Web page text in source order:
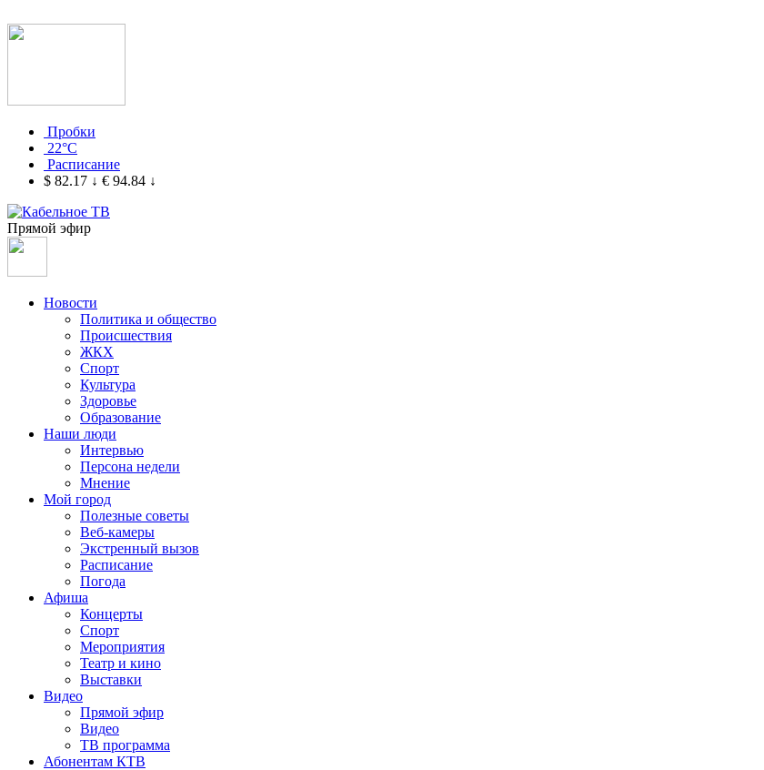
Пробки
22°C
Расписание
$ 82.17 ↓ € 94.84 ↓
Прямой эфир
Новости
Политика и общество
Происшествия
ЖКХ
Спорт
Культура
Здоровье
Образование
Наши люди
Интервью
Персона недели
Мнение
Мой город
Полезные советы
Веб-камеры
Экстренный вызов
Расписание
Погода
Афиша
Концерты
Спорт
Мероприятия
Театр и кино
Выставки
Видео
Прямой эфир
Видео
ТВ программа
Абонентам КТВ